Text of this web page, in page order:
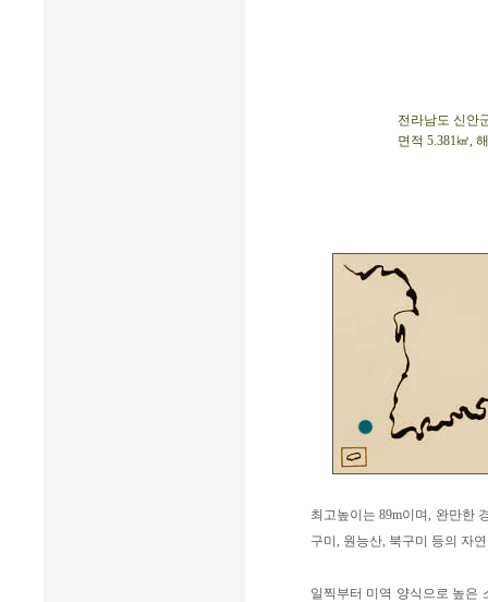
전라남도 신안
면적 5.381㎢,
최고높이는 89m이며, 완만한
구미, 원능산, 북구미 등의 자
일찍부터 미역 양식으로 높은